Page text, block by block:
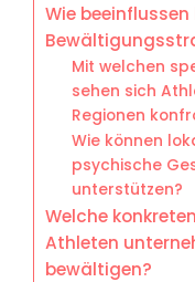
Wie
Mit welchen
sehen sich
Regionen
Wie können
psychische
unterstützen?
Welche
Athleten
bewältigen?